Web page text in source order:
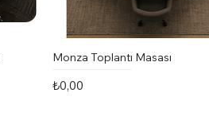
Monza Toplantı Masası
Fiyat
₺0,00